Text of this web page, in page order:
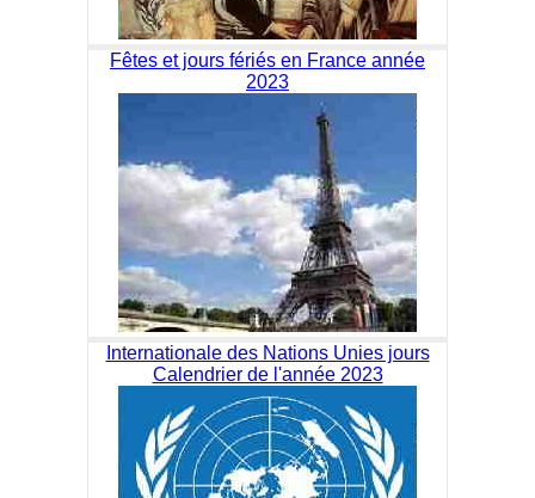
Fêtes et jours fériés en France année
2023
Internationale des Nations Unies jours
Calendrier de l'année 2023